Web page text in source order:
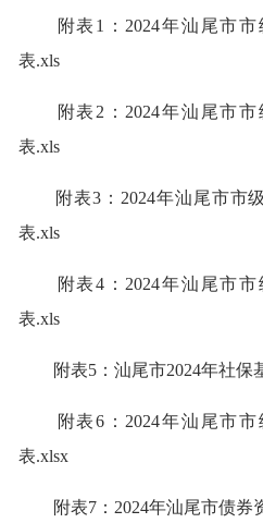
附表1：2024年汕尾市
表.xls
附表2：2024年汕尾市
表.xls
附表3：2024年汕尾市市
表.xls
附表4：2024年汕尾市
表.xls
附表5：汕尾市2024年社保
附表6：2024年汕尾市
表.xlsx
附表7：2024年汕尾市债券